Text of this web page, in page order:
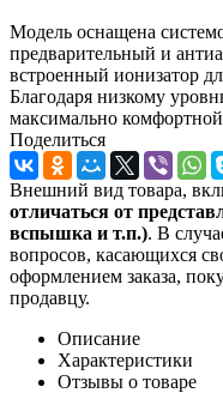
Модель оснащена
предварительный и
встроенный ионизатор
Благодаря низкому
максимально комфортной
Поделиться
Внешний вид товара,
отличаться от
вспышка и т.п.). В
вопросов, касающихся
оформлением заказа,
продавцу.
Описание
Характеристики
Отзывы о товаре